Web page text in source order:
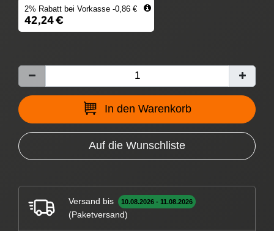
2% Rabatt bei Vorkasse -0,86 €
42,24 €
In den Warenkorb
Auf die Wunschliste
Versand bis 10.08.2026 - 11.08.2026
(Paketversand)